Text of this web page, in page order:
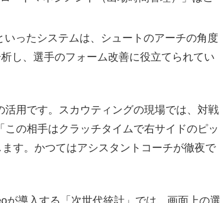
いったシステムは、シュートのアーチの角度
し、選手のフォーム改善に役立てられてい
用です。スカウティングの現場では、対戦
の相手はクラッチタイムで右サイドのピッ
す。かつてはアシスタントコーチが徹夜で